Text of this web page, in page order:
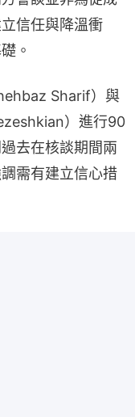
信任與降溫衝
。
Sharif）與
）進行90
去在核談期間兩
需有建立信心措